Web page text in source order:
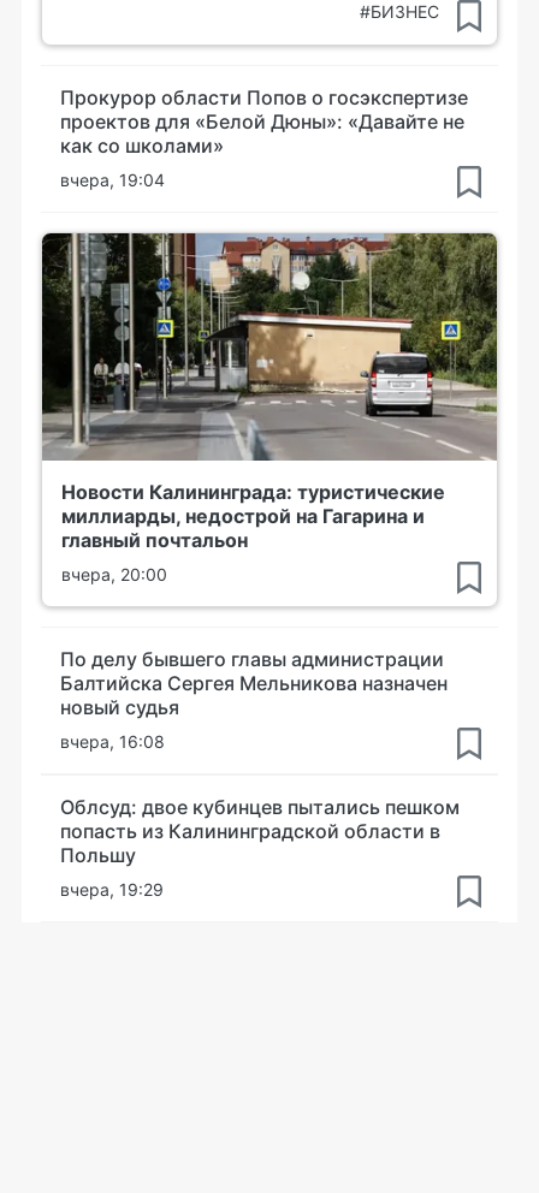
#БИЗНЕС
Прокурор области Попов о госэкспертизе
проектов для «Белой Дюны»: «Давайте не
как со школами»
вчера, 19:04
Новости Калининграда: туристические
миллиарды, недострой на Гагарина и
главный почтальон
вчера, 20:00
По делу бывшего главы администрации
Балтийска Сергея Мельникова назначен
новый судья
вчера, 16:08
Облсуд: двое кубинцев пытались пешком
попасть из Калининградской области в
Польшу
вчера, 19:29